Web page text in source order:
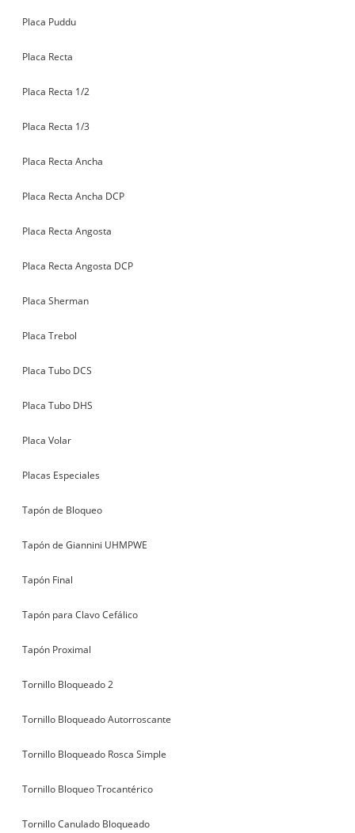
Placa Puddu
Placa Recta
Placa Recta 1/2
Placa Recta 1/3
Placa Recta Ancha
Placa Recta Ancha DCP
Placa Recta Angosta
Placa Recta Angosta DCP
Placa Sherman
Placa Trebol
Placa Tubo DCS
Placa Tubo DHS
Placa Volar
Placas Especiales
Tapón de Bloqueo
Tapón de Giannini UHMPWE
Tapón Final
Tapón para Clavo Cefálico
Tapón Proximal
Tornillo Bloqueado 2
Tornillo Bloqueado Autorroscante
Tornillo Bloqueado Rosca Simple
Tornillo Bloqueo Trocantérico
Tornillo Canulado Bloqueado